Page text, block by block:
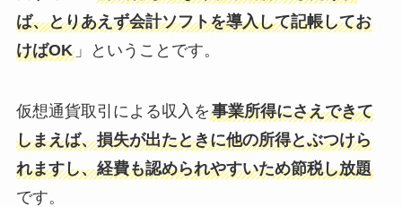
ば、とりあえず会計ソフトを導入して記帳してお
けばOK」ということです。
仮想通貨取引による収入を事業所得にさえできて
しまえば、損失が出たときに他の所得とぶつけら
れますし、経費も認められやすいため節税し放題
です。